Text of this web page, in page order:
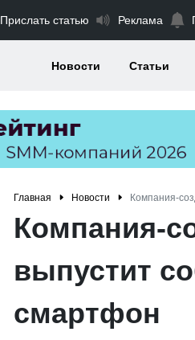
Прислать статью Реклама
Новости Статьи
Главная Новости Компания-
Компания-
выпустит
смартфон